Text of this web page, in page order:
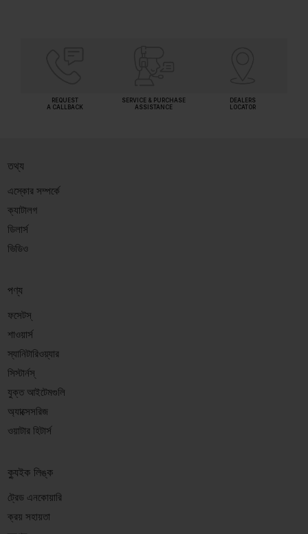
REQUEST
A CALLBACK
SERVICE & PURCHASE
ASSISTANCE
DEALERS
LOCATOR
তথ্য
এস্কোর সম্পর্কে
ক্যাটালগ
ডিলার্স
ভিডিও
পণ্য
ফসেটস্
শাওয়ার্স
স্যানিটারিওয়্যার
সিস্টার্নস্
যুক্ত আইটেমগুলি
অ্যাক্সেসরিজ
ওয়াটার হিটার্স
ক্যুইক লিঙ্ক
ট্রেড এনকোয়ারি
ক্রয় সহায়তা